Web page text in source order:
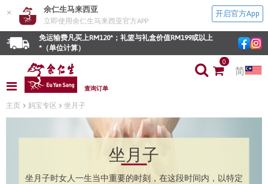
× 余仁生马来西亚
立即使用余仁生马来西亚官方APP
开启官方App
免运输费凡买上RM120*；礼篮与礼盒价值RM199或以上
*（单位计算）
查询订单
0
简
主页 妈宝专区 坐月子
坐月子
坐月子时女人一生当中重要的时刻，在这段时间内，以特定